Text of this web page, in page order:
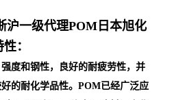
沪一级代理POM日本旭化
：
度和钢性，良好的耐疲劳性，并
的耐化学品性。POM已经广泛应